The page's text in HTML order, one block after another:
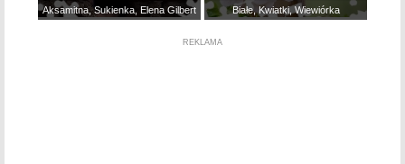
Aksamitna, Sukienka, Elena Gilbert Białe, Kwiatki, Wiewiórka
REKLAMA